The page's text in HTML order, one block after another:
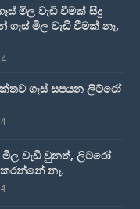
මිල වැඩි වීමක් සිදු
මිල වැඩි වීමක් නෑ,
ගෑස් සපයන ලිට්රෝ
වැඩි වුනත්, ලිට්රෝ
නෑ.